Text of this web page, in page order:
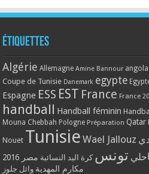
Étiquettes
Algérie Allemagne Amine Bannour angola
Coupe de Tunisie Danemark egypte
Espagne ESS EST France France
handball Handball féminin
Mouna Chebbah Pologne Préparation Qatar
Nouet Tunisie Wael Jallouz
تونس كرة اليد النسائية مصر 2016
مكارم المهدية وائل جلوز